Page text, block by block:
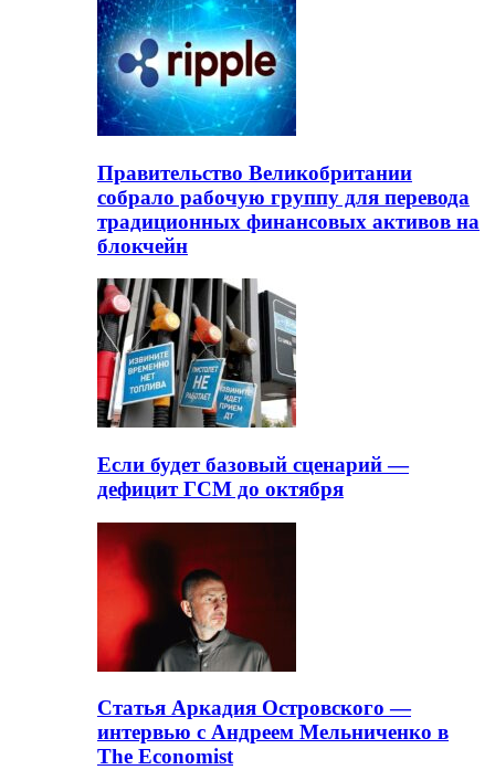
Правительство Великобритании
собрало рабочую группу для перевода
традиционных финансовых активов на
блокчейн
Если будет базовый сценарий —
дефицит ГСМ до октября
Статья Аркадия Островского —
интервью с Андреем Мельниченко в
The Economist